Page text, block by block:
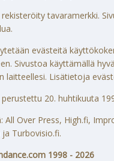
tavaramerkki.
evästeitä
Sivustoa käyttämällä
laitteellesi. Lisätietoja
20. huhtikuuta
All Over Press, High.fi,
Turbovisio.fi.
1998 - 2026